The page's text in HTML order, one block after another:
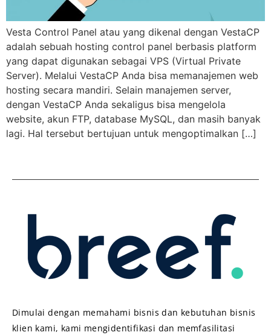
Vesta Control Panel atau yang dikenal dengan VestaCP
adalah sebuah hosting control panel berbasis platform
yang dapat digunakan sebagai VPS (Virtual Private
Server). Melalui VestaCP Anda bisa memanajemen web
hosting secara mandiri. Selain manajemen server,
dengan VestaCP Anda sekaligus bisa mengelola
website, akun FTP, database MySQL, dan masih banyak
lagi. Hal tersebut bertujuan untuk mengoptimalkan […]
Dimulai dengan memahami bisnis dan kebutuhan bisnis
klien kami, kami mengidentifikasi dan memfasilitasi